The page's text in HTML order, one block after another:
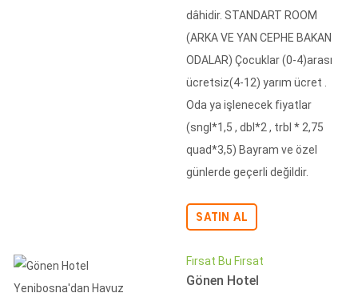
dâhidir. STANDART ROOM
(ARKA VE YAN CEPHE BAKAN
ODALAR) Çocuklar (0-4)arası
ücretsiz(4-12) yarım ücret .
Oda ya işlenecek fiyatlar
(sngl*1,5 , dbl*2 , trbl * 2,75
quad*3,5) Bayram ve özel
günlerde geçerli değildir.
SATIN AL
Fırsat Bu Fırsat
Gönen Hotel